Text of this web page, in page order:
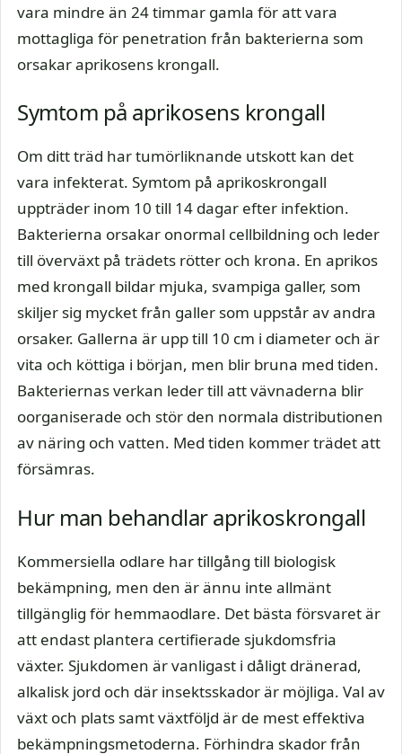
vara mindre än 24 timmar gamla för att vara
mottagliga för penetration från bakterierna som
orsakar aprikosens krongall.
Symtom på aprikosens krongall
Om ditt träd har tumörliknande utskott kan det
vara infekterat. Symtom på aprikoskrongall
uppträder inom 10 till 14 dagar efter infektion.
Bakterierna orsakar onormal cellbildning och leder
till överväxt på trädets rötter och krona. En aprikos
med krongall bildar mjuka, svampiga galler, som
skiljer sig mycket från galler som uppstår av andra
orsaker. Gallerna är upp till 10 cm i diameter och är
vita och köttiga i början, men blir bruna med tiden.
Bakteriernas verkan leder till att vävnaderna blir
oorganiserade och stör den normala distributionen
av näring och vatten. Med tiden kommer trädet att
försämras.
Hur man behandlar aprikoskrongall
Kommersiella odlare har tillgång till biologisk
bekämpning, men den är ännu inte allmänt
tillgänglig för hemmaodlare. Det bästa försvaret är
att endast plantera certifierade sjukdomsfria
växter. Sjukdomen är vanligast i dåligt dränerad,
alkalisk jord och där insektsskador är möjliga. Val av
växt och plats samt växtföljd är de mest effektiva
bekämpningsmetoderna. Förhindra skador från